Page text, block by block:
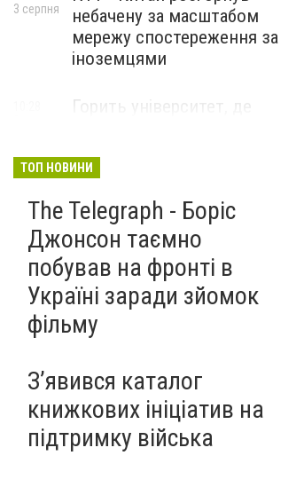
небачену за масштабом
мережу спостереження за
іноземцями
3 серпня
Горить університет, де
ТОП НОВИНИ
The Telegraph - Боріс
Джонсон таємно
побував на фронті в
Україні заради зйомок
фільму
З’явився каталог
книжкових ініціатив на
підтримку війська